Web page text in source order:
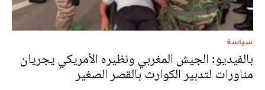
سياسة
بالفيديو: الجيش المغربي ونظيره الأمريكي يجريان
مناورات لتدبير الكوارث بالقصر الصغير